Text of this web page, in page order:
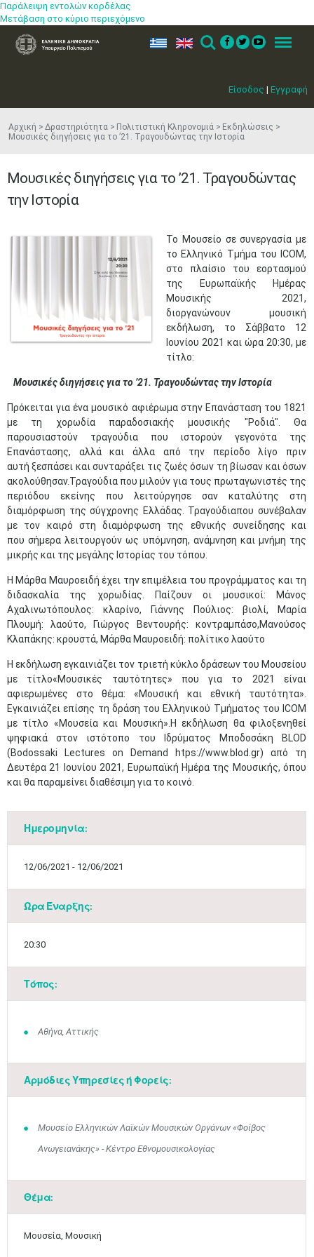
Παράλειψη εντολών κορδέλας
Μετάβαση στο κύριο περιεχόμενο
Είσοδος | Εγγραφή
ελ en Search Menu
Αρχική Δραστηριότητα Πολιτιστική Κληρονομιά
Εκδηλώσεις
Μουσικές διηγήσεις για το ’21. Τραγουδώντας την Ιστορία
Μουσικές διηγήσεις για το ’21. Τραγουδώντας
την Ιστορία
​Το Μουσείο σε συνεργασία με
το Ελληνικό Τμήμα του ICOM,
στο πλαίσιο του εορτασμού
της Ευρωπαϊκής Ημέρας
Μουσικής 2021,
διοργανώνουν μουσική
εκδήλωση, το Σάββατο 12
Ιουνίου 2021 και ώρα 20:30, με
τίτλο:
Μουσικές διηγήσεις για το ’21. Τραγουδώντας την Ιστορία
Πρόκειται για ένα μουσικό αφιέρωμα στην Επανάσταση του 1821
με τη χορωδία παραδοσιακής μουσικής "Ροδιά". Θα
παρουσιαστούν τραγούδια που ιστορούν γεγονότα της
Επανάστασης, αλλά και άλλα από την περίοδο λίγο πριν
αυτή ξεσπάσει και συνταράξει τις ζωές όσων τη βίωσαν και όσων
ακολούθησαν.Τραγούδια που μιλούν για τους πρωταγωνιστές της
περιόδου εκείνης που λειτούργησε σαν καταλύτης στη
διαμόρφωση της σύγχρονης Ελλάδας. Τραγούδιαπου συνέβαλαν
με τον καιρό στη διαμόρφωση της εθνικής συνείδησης και
που σήμερα λειτουργούν ως υπόμνηση, ανάμνηση και μνήμη της
μικρής και της μεγάλης Ιστορίας του τόπου.
Η Μάρθα Μαυροειδή έχει την επιμέλεια του προγράμματος και τη
διδασκαλία της χορωδίας. Παίζουν οι μουσικοί: Μάνος
Αχαλινωτόπουλος: κλαρίνο, Γιάννης Πούλιος: βιολί, Μαρία
Πλουμή: λαούτο, Γιώργος Βεντουρής: κοντραμπάσο,Μανούσος
Κλαπάκης: κρουστά, Μάρθα Μαυροειδή: πολίτικο λαούτο
Η εκδήλωση εγκαινιάζει τον τριετή κύκλο δράσεων του Μουσείου
με τίτλο«Μουσικές ταυτότητες» που για το 2021 είναι
αφιερωμένες στο θέμα: «Μουσική και εθνική ταυτότητα».
Εγκαινιάζει επίσης τη δράση του Ελληνικού Τμήματος του ICOM
με τίτλο «Μουσεία και Μουσική».Η εκδήλωση θα φιλοξενηθεί
ψηφιακά στον ιστότοπο του Ιδρύματος Μποδοσάκη BLOD
(Bodossaki Lectures on Demand htps://www.blod.gr) από τη
Δευτέρα 21 Ιουνίου 2021, Ευρωπαϊκή Ημέρα της Μουσικής, όπου
και θα παραμείνει διαθέσιμη για το κοινό.​
Ημερομηνία:
12/06/2021 - 12/06/2021
Ώρα Έναρξης:
20:30
Τόπος:
Αθήνα, Αττικής
Αρμόδιες Υπηρεσίες ή Φορείς:
Μουσείο Ελληνικών Λαϊκών Μουσικών Οργάνων «Φοίβος
Ανωγειανάκης» - Κέντρο Εθνομουσικολογίας
Θέμα:
Μουσεία, Μουσική